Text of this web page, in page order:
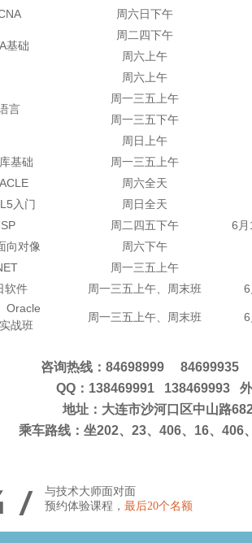
周六日下午
基础
周二四下午
周六上午
言
周六上午
周一三五上午
周一三五下午
周日上午
基础
周一三五上午
周六全天
入门
周日全天
周二四五下午
6月
向对像
周六下午
周一三五上午
软件
周一三五上午、周末班
Oracle
战班
周一三五上午、周末班
咨询热线：84698999 84699935
QQ：138469991 138469993
地址：大连市沙河口区中山路
乘车路线：坐202、23、406、16、406
/
与技术大师面对面
预约体验课程， 最后20个名额